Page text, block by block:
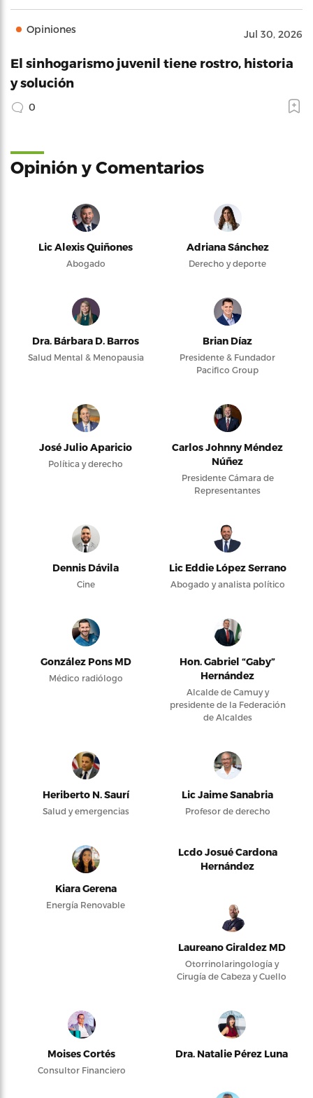
Opiniones Jul 30, 2026
El sinhogarismo juvenil tiene rostro, historia
y solución
0
Opinión y Comentarios
Lic Alexis Quiñones
Abogado
Adriana Sánchez
Derecho y deporte
Dra. Bárbara D. Barros
Salud Mental & Menopausia
Brian Díaz
Presidente & Fundador
Pacifico Group
José Julio Aparicio
Política y derecho
Carlos Johnny Méndez
Núñez
Presidente Cámara de
Representantes
Dennis Dávila
Cine
Lic Eddie López Serrano
Abogado y analista político
González Pons MD
Médico radiólogo
Hon. Gabriel “Gaby”
Hernández
Alcalde de Camuy y
presidente de la Federación
de Alcaldes
Heriberto N. Saurí
Salud y emergencias
Lic Jaime Sanabria
Profesor de derecho
Kiara Gerena
Energía Renovable
Lcdo Josué Cardona
Hernández
Laureano Giraldez MD
Otorrinolaringología y
Cirugía de Cabeza y Cuello
Moises Cortés
Consultor Financiero
Dra. Natalie Pérez Luna